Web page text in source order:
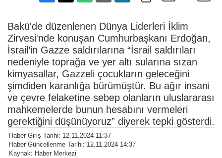
Bakü'de düzenlenen Dünya Liderleri İklim
Zirvesi'nde konuşan Cumhurbaşkanı Erdoğan,
İsrail’in Gazze saldırılarına “İsrail saldırıları
nedeniyle toprağa ve yer altı sularına sızan
kimyasallar, Gazzeli çocukların geleceğini
şimdiden karanlığa bürümüştür. Bu ağır insani
ve çevre felaketine sebep olanların uluslararası
mahkemelerde bunun hesabını vermeleri
gerektiğini düşünüyoruz” diyerek tepki gösterdi.
Haber Giriş Tarihi: 12.11.2024 11:37
Haber Güncellenme Tarihi: 12.11.2024 14:37
Kaynak: Haber Merkezi